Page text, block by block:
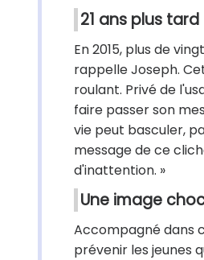
21 ans plus tard
En 2015, plus de
rappelle Joseph.
roulant. Privé de
faire passer son
vie peut basculer,
message de ce
d'inattention. »
Une image
Accompagné dans
prévenir les jeunes